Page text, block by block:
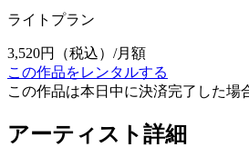
ライトプラン
3,520円
（税込）/月額
この作品をレンタルする
この作品は本日中に決済完了した場
アーティスト詳細